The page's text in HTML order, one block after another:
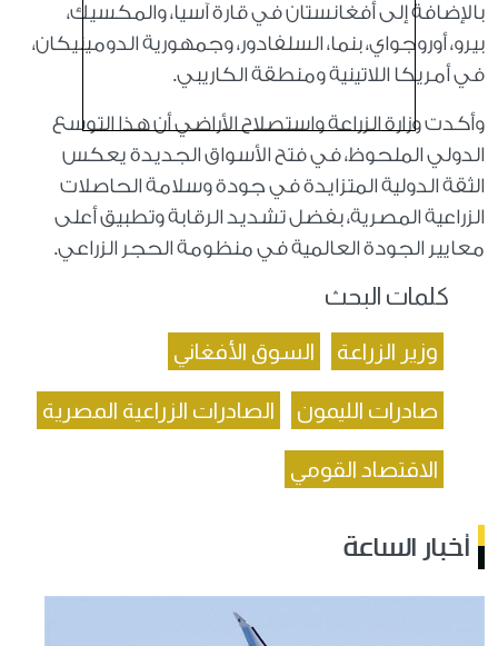
بالإضافة إلى أفغانستان في قارة آسيا، والمكسيك،
بيرو، أوروجواي، بنما، السلفادور، وجمهورية الدومينيكان،
في أمريكا اللاتينية ومنطقة الكاريبي.
وأكدت وزارة الزراعة واستصلاح الأراضي أن هذا التوسع
الدولي الملحوظ، في فتح الأسواق الجديدة يعكس
الثقة الدولية المتزايدة في جودة وسلامة الحاصلات
الزراعية المصرية، بفضل تشديد الرقابة وتطبيق أعلى
معايير الجودة العالمية في منظومة الحجر الزراعي.
كلمات البحث
وزير الزراعة السوق الأفغاني
صادرات الليمون الصادرات الزراعية المصرية
الاقتصاد القومي
أخبار الساعة